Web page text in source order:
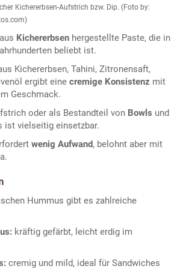
Kichererbsen-Aufstrich bzw. Dip. (Foto by:
Kichererbsen hergestellte Paste, die in
beliebt ist.
Kichererbsen, Tahini, Zitronensaft,
ergibt eine cremige Konsistenz mit
Geschmack.
oder als Bestandteil von Bowls und
ist vielseitig einsetzbar.
wenig Aufwand, belohnt aber mit
Hummus gibt es zahlreiche
kräftig gefärbt, leicht erdig im
cremig und mild, ideal für Sandwiches